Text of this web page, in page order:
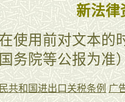
新法律
使用前对文本的
务院等公报为准
共和国进出口关税条例 广